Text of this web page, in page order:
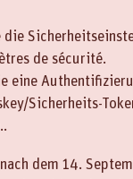
die
de sécurité.
eine
Sicherheits-
dem 14.